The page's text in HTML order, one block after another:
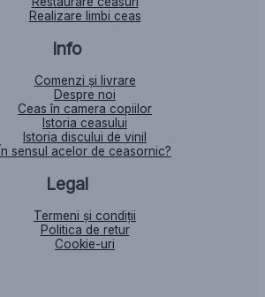
Realizare limbi ceas
Info
Comenzi și livrare
Despre noi
Ceas în camera copiilor
Istoria ceasului​
Istoria discului de vinil
În sensul acelor de ceasornic?
Legal
Termeni și condiții
Politica de retur
Cookie-uri